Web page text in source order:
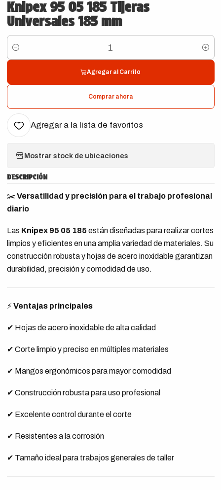
Knipex 95 05 185 Tijeras
Universales 185 mm
Cantidad
Agregar al Carrito
Comprar ahora
Agregar a la lista de favoritos
Mostrar stock de ubicaciones
DESCRIPCIÓN
✂️Versatilidad y precisión para el trabajo profesional
diario
Las Knipex 95 05 185 están diseñadas para realizar cortes
limpios y eficientes en una amplia variedad de materiales. Su
construcción robusta y hojas de acero inoxidable garantizan
durabilidad, precisión y comodidad de uso.
⚡Ventajas principales
✔ Hojas de acero inoxidable de alta calidad
✔ Corte limpio y preciso en múltiples materiales
✔ Mangos ergonómicos para mayor comodidad
✔ Construcción robusta para uso profesional
✔ Excelente control durante el corte
✔ Resistentes a la corrosión
✔ Tamaño ideal para trabajos generales de taller